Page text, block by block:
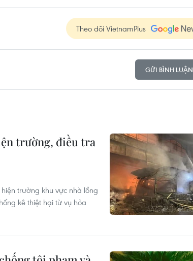
Theo dõi VietnamPlus
GỬI BÌNH LUẬN
trường, điều tra
trường khu vực nhà lồng
kê thiệt hại từ vụ hỏa